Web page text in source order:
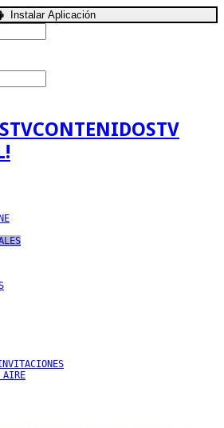
Instalar Aplicación
CONTENIDOSTV
AIRE